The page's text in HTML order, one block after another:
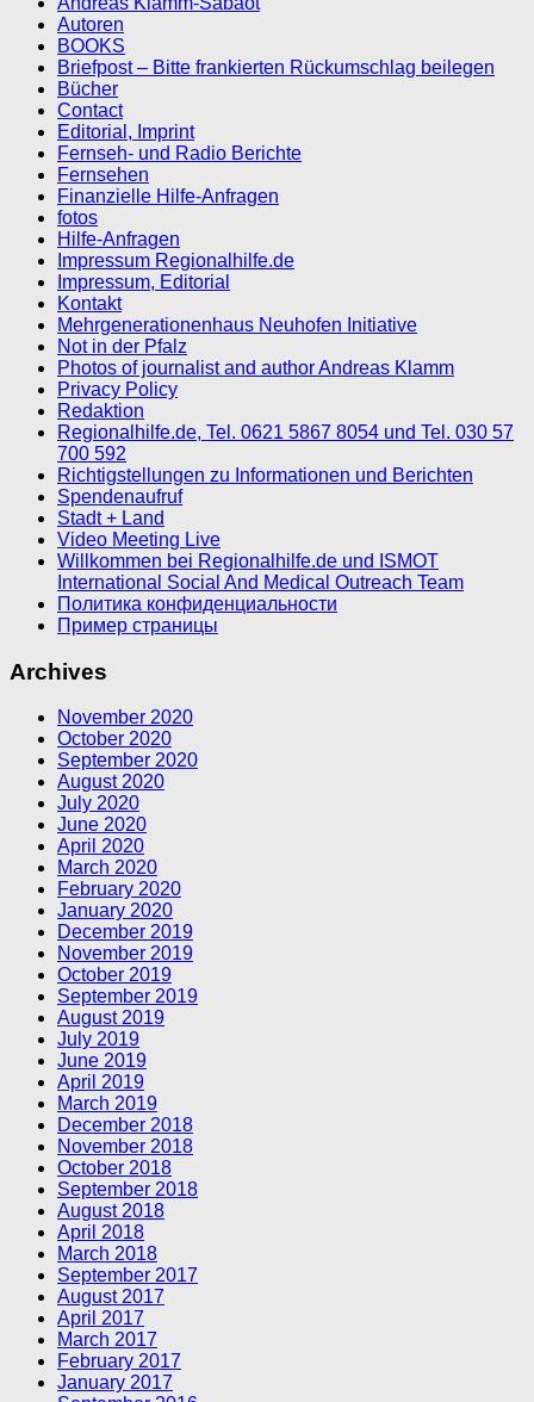
Autoren
BOOKS
Briefpost – Bitte frankierten Rückumschlag beilegen
Bücher
Contact
Editorial, Imprint
Fernseh- und Radio Berichte
Fernsehen
Finanzielle Hilfe-Anfragen
fotos
Hilfe-Anfragen
Impressum Regionalhilfe.de
Impressum, Editorial
Kontakt
Mehrgenerationenhaus Neuhofen Initiative
Not in der Pfalz
Photos of journalist and author Andreas Klamm
Privacy Policy
Redaktion
Regionalhilfe.de, Tel. 0621 5867 8054 und Tel. 030 57
700 592
Richtigstellungen zu Informationen und Berichten
Spendenaufruf
Stadt + Land
Video Meeting Live
Willkommen bei Regionalhilfe.de und ISMOT
International Social And Medical Outreach Team
Политика конфиденциальности
Пример страницы
Archives
November 2020
October 2020
September 2020
August 2020
July 2020
June 2020
April 2020
March 2020
February 2020
January 2020
December 2019
November 2019
October 2019
September 2019
August 2019
July 2019
June 2019
April 2019
March 2019
December 2018
November 2018
October 2018
September 2018
August 2018
April 2018
March 2018
September 2017
August 2017
April 2017
March 2017
February 2017
January 2017